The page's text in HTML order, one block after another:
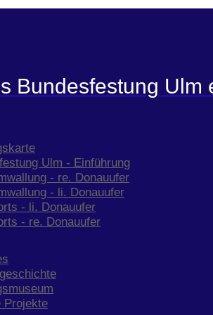
Bundesfestung Ulm
Ulm - Einführung
- re. Donauufer
- li. Donauufer
- li. Donauufer
- re. Donauufer
Projekte